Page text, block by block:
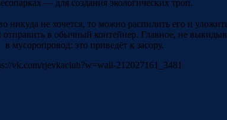
— для создания экологических троп.
никуда не хочется, то можно распилить его и
в обычный контейнер. Главное, не
в мусоропровод: это приведёт к засору.
vk.com/rjevkaclub?w=wall-212027161_3481